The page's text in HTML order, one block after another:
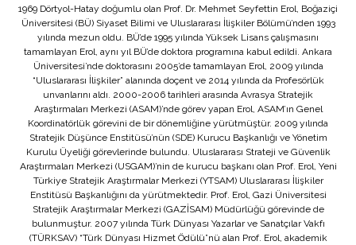
1969 Dörtyol-Hatay doğumlu olan Prof. Dr. Mehmet Seyfettin Erol, Boğaziçi
Üniversitesi (BÜ) Siyaset Bilimi ve Uluslararası İlişkiler Bölümü’nden 1993
yılında mezun oldu. BÜ’de 1995 yılında Yüksek Lisans çalışmasını
tamamlayan Erol, aynı yıl BÜ’de doktora programına kabul edildi. Ankara
Üniversitesi’nde doktorasını 2005’de tamamlayan Erol, 2009 yılında
“Uluslararası İlişkiler” alanında doçent ve 2014 yılında da Profesörlük
unvanlarını aldı. 2000-2006 tarihleri arasında Avrasya Stratejik
Araştırmaları Merkezi (ASAM)’nde görev yapan Erol, ASAM’ın Genel
Koordinatörlük görevini de bir dönemliğine yürütmüştür. 2009 yılında
Stratejik Düşünce Enstitüsü’nün (SDE) Kurucu Başkanlığı ve Yönetim
Kurulu Üyeliği görevlerinde bulundu. Uluslararası Strateji ve Güvenlik
Araştırmaları Merkezi (USGAM)’nin de kurucu başkanı olan Prof. Erol, Yeni
Türkiye Stratejik Araştırmalar Merkezi (YTSAM) Uluslararası İlişkiler
Enstitüsü Başkanlığını da yürütmektedir. Prof. Erol, Gazi Üniversitesi
Stratejik Araştırmalar Merkezi (GAZİSAM) Müdürlüğü görevinde de
bulunmuştur. 2007 yılında Türk Dünyası Yazarlar ve Sanatçılar Vakfı
(TÜRKSAV) “Türk Dünyası Hizmet Ödülü”nü alan Prof. Erol, akademik